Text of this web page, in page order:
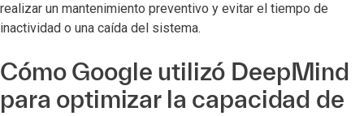
realizar un mantenimiento preventivo y evitar el tiempo de
inactividad o una caída del sistema.
Cómo Google utilizó DeepMind
para optimizar la capacidad de